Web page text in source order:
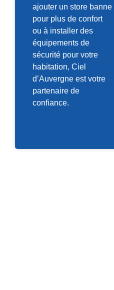
ajouter un store banne
pour plus de confort
ou à installer des
équipements de
sécurité pour votre
habitation, Ciel
d’Auvergne est votre
partenaire de
confiance.